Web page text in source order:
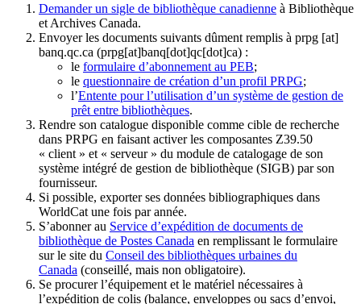
Demander un sigle de bibliothèque canadienne à Bibliothèque
et Archives Canada.
Envoyer les documents suivants dûment remplis à prpg [at]
banq.qc.ca (prpg[at]banq[dot]qc[dot]ca) :
le formulaire d’abonnement au PEB;
le questionnaire de création d’un profil PRPG;
l’Entente pour l’utilisation d’un système de gestion de
prêt entre bibliothèques.
Rendre son catalogue disponible comme cible de recherche
dans PRPG en faisant activer les composantes Z39.50
« client » et « serveur » du module de catalogage de son
système intégré de gestion de bibliothèque (SIGB) par son
fournisseur.
Si possible, exporter ses données bibliographiques dans
WorldCat une fois par année.
S’abonner au Service d’expédition de documents de
bibliothèque de Postes Canada en remplissant le formulaire
sur le site du Conseil des bibliothèques urbaines du
Canada (conseillé, mais non obligatoire).
Se procurer l’équipement et le matériel nécessaires à
l’expédition de colis (balance, enveloppes ou sacs d’envoi,